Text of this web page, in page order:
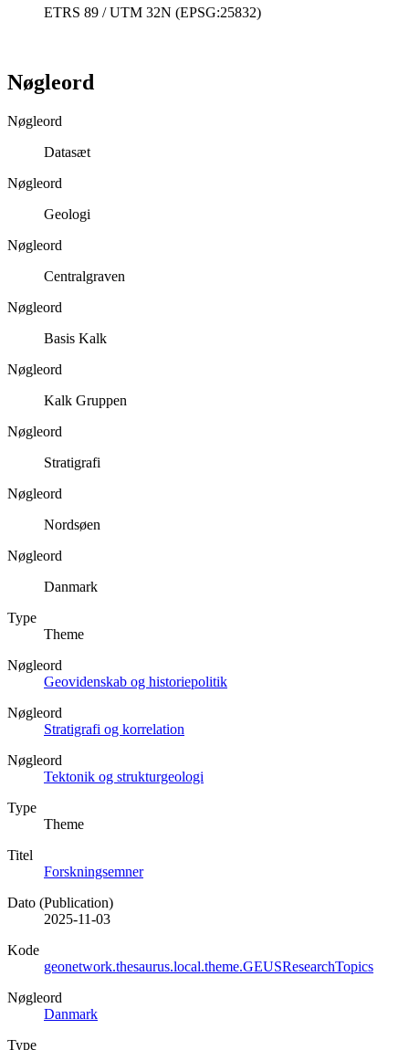
ETRS 89 / UTM 32N (EPSG:25832)
Nøgleord
Nøgleord
Datasæt
Nøgleord
Geologi
Nøgleord
Centralgraven
Nøgleord
Basis Kalk
Nøgleord
Kalk Gruppen
Nøgleord
Stratigrafi
Nøgleord
Nordsøen
Nøgleord
Danmark
Type
Theme
Nøgleord
Geovidenskab og historiepolitik
Nøgleord
Stratigrafi og korrelation
Nøgleord
Tektonik og strukturgeologi
Type
Theme
Titel
Forskningsemner
Dato (Publication)
2025-11-03
Kode
geonetwork.thesaurus.local.theme.GEUSResearchTopics
Nøgleord
Danmark
Type